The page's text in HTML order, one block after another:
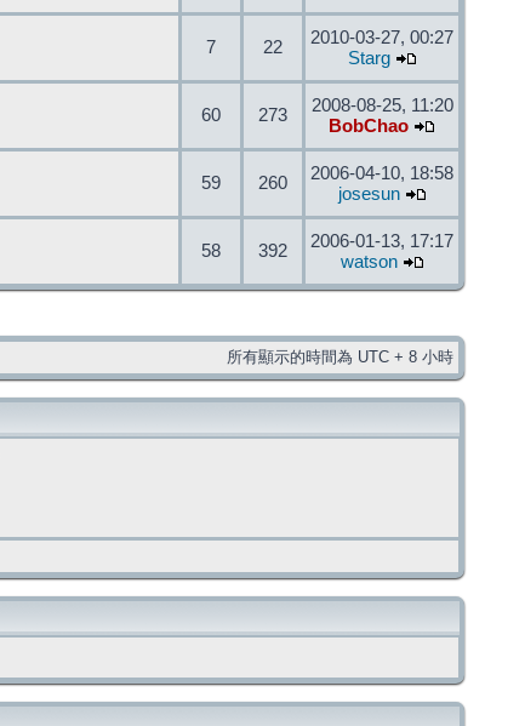
7 22
2010-03-27, 00:27
Starg
60 273
2008-08-25, 11:20
BobChao
59 260
2006-04-10, 18:58
josesun
58 392
2006-01-13, 17:17
watson
所有顯示的時間為 UTC + 8 小時